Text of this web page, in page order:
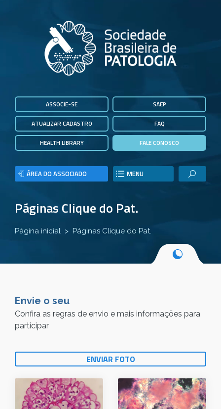
ASSOCIE-SE
ATUALIZAR CADASTRO
HEALTH LIBRARY
SAEP
FAQ
FALE CONOSCO
ÁREA DO ASSOCIADO MENU
Páginas Clique do Pat.
Página inicial Páginas Clique do Pat.
Envie o seu
Confira as regras de envio e mais informações para
participar
ENVIAR FOTO